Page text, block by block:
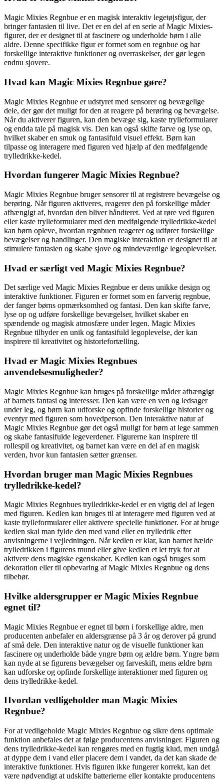
Magic Mixies Regnbue er en magisk interaktiv legetøjsfigur, der
bringer fantasien til live. Det er en del af en serie af Magic Mixies-
figurer, der er designet til at fascinere og underholde børn i alle
aldre. Denne specifikke figur er formet som en regnbue og har
forskellige interaktive funktioner og overraskelser, der gør legen
endnu sjovere.
Hvad kan Magic Mixies Regnbue gøre?
Magic Mixies Regnbue er udstyret med sensorer og bevægelige
dele, der gør det muligt for den at reagere på berøring og bevægelse.
Når du aktiverer figuren, kan den bevæge sig, kaste trylleformularer
og endda tale på magisk vis. Den kan også skifte farve og lyse op,
hvilket skaber en smuk og fantasifuld visuel effekt. Børn kan
tilpasse og interagere med figuren ved hjælp af den medfølgende
trylledrikke-kedel.
Hvordan fungerer Magic Mixies Regnbue?
Magic Mixies Regnbue bruger sensorer til at registrere bevægelse og
berøring. Når figuren aktiveres, reagerer den på forskellige måder
afhængigt af, hvordan den bliver håndteret. Ved at røre ved figuren
eller kaste trylleformularer med den medfølgende trylledrikke-kedel
kan børn opleve, hvordan regnbuen reagerer og udfører forskellige
bevægelser og handlinger. Den magiske interaktion er designet til at
stimulere fantasien og skabe sjove og mindeværdige legeoplevelser.
Hvad er særligt ved Magic Mixies Regnbue?
Det særlige ved Magic Mixies Regnbue er dens unikke design og
interaktive funktioner. Figuren er formet som en farverig regnbue,
der fanger børns opmærksomhed og fantasi. Den kan skifte farve,
lyse op og udføre forskellige bevægelser, hvilket skaber en
spændende og magisk atmosfære under legen. Magic Mixies
Regnbue tilbyder en unik og fantasifuld legoplevelse, der kan
inspirere til kreativitet og historiefortælling.
Hvad er Magic Mixies Regnbues
anvendelsesmuligheder?
Magic Mixies Regnbue kan bruges på forskellige måder afhængigt
af barnets fantasi og interesser. Den kan være en ven og ledsager
under leg, og børn kan udforske og opfinde forskellige historier og
eventyr med figuren som hovedperson. Den interaktive natur af
Magic Mixies Regnbue gør det også muligt for børn at lege sammen
og skabe fantasifulde legeverdener. Figurerne kan inspirere til
rollespil og kreativitet, og barnet kan være en del af en magisk
verden, hvor kun fantasien sætter grænser.
Hvordan bruger man Magic Mixies Regnbues
trylledrikke-kedel?
Magic Mixies Regnbues trylledrikke-kedel er en vigtig del af legen
med figuren. Kedlen kan bruges til at interagere med figuren ved at
kaste trylleformularer eller aktivere specielle funktioner. For at bruge
kedlen skal man fylde den med vand eller en trylledrik efter
anvisningerne i vejledningen. Når kedlen er klar, kan barnet hælde
trylledrikken i figurens mund eller give kedlen et let tryk for at
aktivere dens magiske egenskaber. Kedlen kan også bruges som
dekoration eller til opbevaring af Magic Mixies Regnbue og dens
tilbehør.
Hvilke aldersgrupper er Magic Mixies Regnbue
egnet til?
Magic Mixies Regnbue er egnet til børn i forskellige aldre, men
producenten anbefaler en aldersgrænse på 3 år og derover på grund
af små dele. Den interaktive natur og de visuelle funktioner kan
fascinere og underholde både yngre børn og ældre børn. Yngre børn
kan nyde at se figurens bevægelser og farveskift, mens ældre børn
kan udforske og opfinde forskellige interaktioner med figuren og
dens trylledrikke-kedel.
Hvordan vedligeholder man Magic Mixies
Regnbue?
For at vedligeholde Magic Mixies Regnbue og sikre dens optimale
funktion anbefales det at følge producentens anvisninger. Figuren og
dens trylledrikke-kedel kan rengøres med en fugtig klud, men undgå
at dyppe dem i vand eller placere dem i vandet, da det kan skade de
interaktive funktioner. Hvis figuren ikke fungerer korrekt, kan det
være nødvendigt at udskifte batterierne eller kontakte producentens